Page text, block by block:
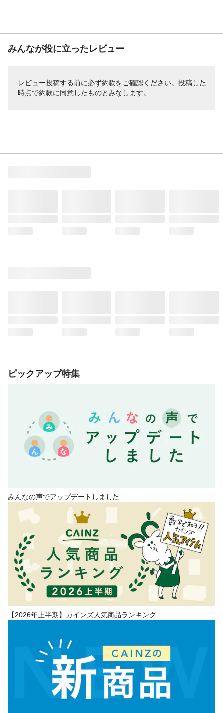
みんなが役に立ったレビュー
レビュー投稿する前に必ず約款をご確認ください。投稿した
時点で約款に同意したものとみなします。
ピックアップ特集
みんなの声でアップデートしました
【2026年上半期】カインズ人気商品ランキング